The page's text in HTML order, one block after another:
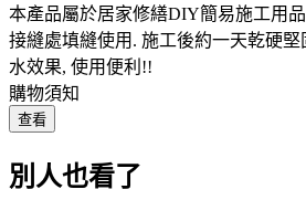
本產品屬於居家修繕DIY簡易施工用
接縫處填縫使用. 施工後約一天乾硬
水效果, 使用便利!!
購物須知
查看
別人也看了